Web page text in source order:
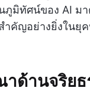
มิทัศน์ของ AI มา
ำคัญอย่างยิ่งในยุ
ด้านจริยธ